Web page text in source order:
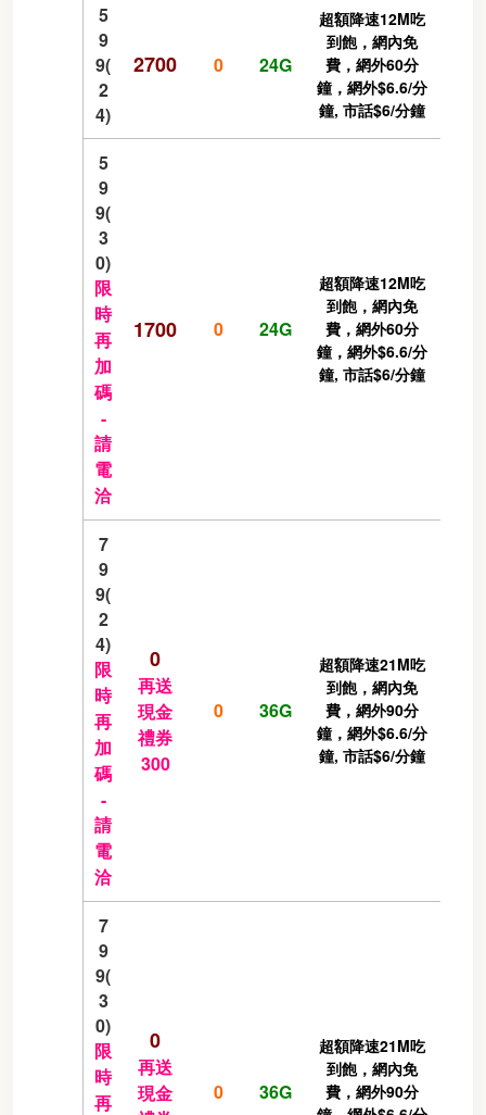
5
9
9(
2
4)
2700 0 24G
超額降速12M吃
到飽，網內免
費，網外60分
鐘，網外$6.6/分
鐘, 市話$6/分鐘
5
9
9(
3
0)
限
時
再
加
碼
-
請
電
洽
1700 0 24G
超額降速12M吃
到飽，網內免
費，網外60分
鐘，網外$6.6/分
鐘, 市話$6/分鐘
7
9
9(
2
4)
限
時
再
加
碼
-
請
電
洽
0
再送
現金
禮券
300
0 36G
超額降速21M吃
到飽，網內免
費，網外90分
鐘，網外$6.6/分
鐘, 市話$6/分鐘
7
9
9(
3
0)
限
時
再
0
再送
現金
0 36G
超額降速21M吃
到飽，網內免
費，網外90分